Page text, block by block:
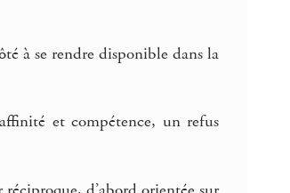
à se rendre disponible dans la
et compétence, un refus